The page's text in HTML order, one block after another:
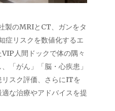
製のMRIとCT、ガンをタ
症リスクを数値化するエ
人間ドックで体の隅々
「がん」「脳・心疾患」
リスク評価、さらにITを
な治療やアドバイスを提